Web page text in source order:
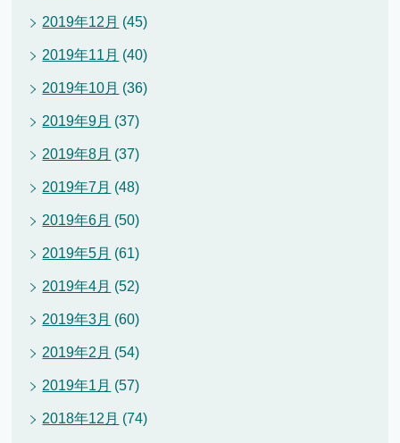
2019年12月 (45)
2019年11月 (40)
2019年10月 (36)
2019年9月 (37)
2019年8月 (37)
2019年7月 (48)
2019年6月 (50)
2019年5月 (61)
2019年4月 (52)
2019年3月 (60)
2019年2月 (54)
2019年1月 (57)
2018年12月 (74)